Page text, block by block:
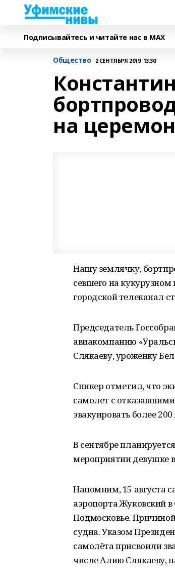
Подписывайтесь и читайте нас в MAX
Общество 2 СЕНТЯБРЯ 2019, 13:30
на
Нашу землячку,
севшего на
городской телеканал
Председатель
авиакомпанию
Слякаеву, уроженку
Спикер отметил, что
самолет с
эвакуировать более
В сентябре
мероприятии девушке
Напомним, 15 августа
аэропорта Жуковский
Подмосковье.
судна. Указом
самолёта присвоили
числе Алию Слякаеву,